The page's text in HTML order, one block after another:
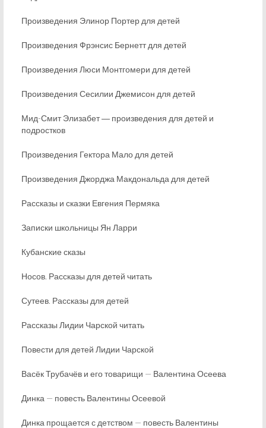
Произведения Элинор Портер для детей
Произведения Фрэнсис Бернетт для детей
Произведения Люси Монтгомери для детей
Произведения Сесилии Джемисон для детей
Мид-Смит Элизабет ― произведения для детей и
подростков
Произведения Гектора Мало для детей
Произведения Джорджа Макдональда для детей
Рассказы и сказки Евгения Пермяка
Записки школьницы Ян Ларри
Кубанские сказы
Носов. Рассказы для детей читать
Сутеев. Рассказы для детей
Рассказы Лидии Чарской читать
Повести для детей Лидии Чарской
Васёк Трубачёв и его товарищи — Валентина Осеева
Динка — повесть Валентины Осеевой
Динка прощается с детством — повесть Валентины